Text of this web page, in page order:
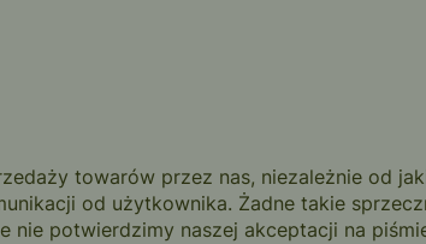
towarów przez nas, niezależnie od
od użytkownika. Żadne takie
nie potwierdzimy naszej akceptacji na